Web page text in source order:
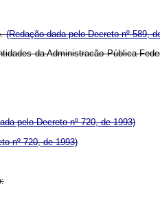
(Redação dada pelo Decreto nº 589,
da Administracão Pública
pelo Decreto nº 720, de 1993)
nº 720, de 1993)